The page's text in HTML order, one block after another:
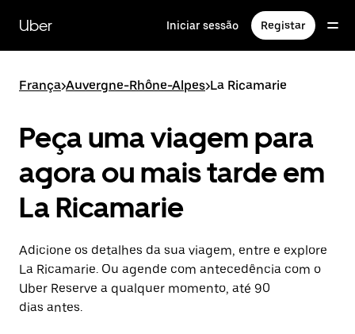
para
conteúdo
Uber Iniciar sessão Registar
França>Auvergne-Rhône-Alpes>La Ricamarie
Peça uma viagem para
agora ou mais tarde em
La Ricamarie
Adicione os detalhes da sua viagem, entre e explore
La Ricamarie. Ou agende com antecedência com o
Uber Reserve a qualquer momento, até 90
dias antes.